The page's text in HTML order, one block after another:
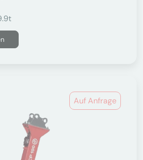
Auf Anfrage